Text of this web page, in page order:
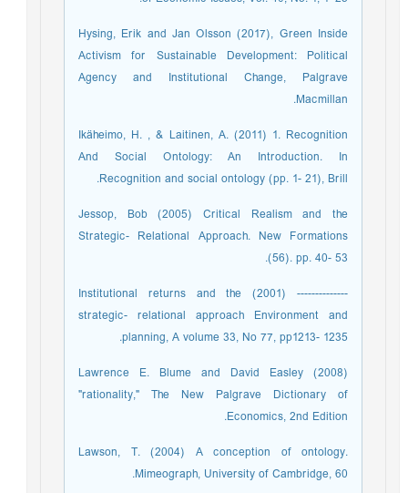
Hysing, Erik and Jan Olsson (2017), Green Inside
Activism for Sustainable Development: Political
Agency and Institutional Change, Palgrave
Macmillan.
Ikäheimo, H. , & Laitinen, A. (2011) 1. Recognition
And Social Ontology: An Introduction. In
Recognition and social ontology (pp. 1- 21), Brill. ‏
Jessop, Bob (2005) Critical Realism and the
Strategic- Relational Approach. New Formations
(56). pp. 40- 53.
-------------- (2001) Institutional returns and the
strategic- relational approach Environment and
planning, A volume 33, No 77, pp1213- 1235.
Lawrence E. Blume and David Easley (2008)
"rationality," The New Palgrave Dictionary of
Economics, 2nd Edition.
Lawson, T. (2004) A conception of ontology.
Mimeograph, University of Cambridge, 60. ‏